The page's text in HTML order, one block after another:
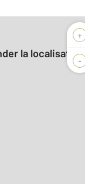
+
-
la localisation